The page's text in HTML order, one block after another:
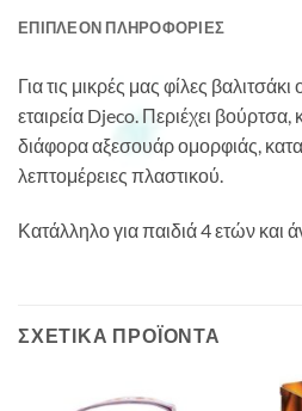
ΕΠΙΠΛΈΟΝ ΠΛΗΡΟΦΟΡΊΕΣ
Για τις μικρές μας φίλες
εταιρεία Djeco. Περιέχει βούρτσα,
διάφορα αξεσουάρ ομορφιάς,
λεπτομέρειες πλαστικού.
Κατάλληλο για παιδιά 4 ετών και
ΣΧΕΤΙΚΆ ΠΡΟΪΌΝΤΑ